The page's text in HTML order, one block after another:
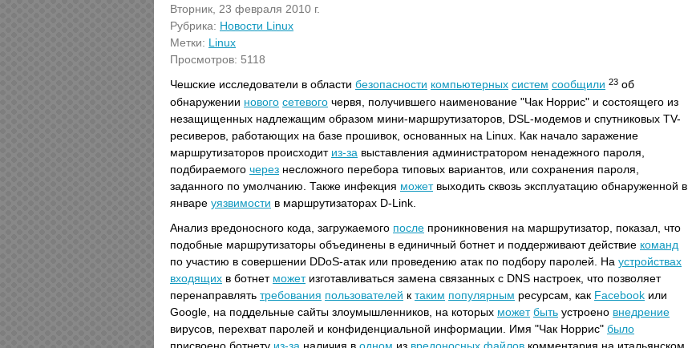
Вторник, 23 февраля 2010 г.
Рубрика: Новости Linux
Метки: Linux
Просмотров: 5118
Чешские исследователи в области безопасности компьютерных систем сообщили 23 об
обнаружении нового сетевого червя, получившего наименование "Чак Норрис" и состоящего из
незащищенных надлежащим образом мини-маршрутизаторов, DSL-модемов и спутниковых TV-
ресиверов, работающих на базе прошивок, основанных на Linux. Как начало заражение
маршрутизаторов происходит из-за выставления администратором ненадежного пароля,
подбираемого через несложного перебора типовых вариантов, или сохранения пароля,
заданного по умолчанию. Также инфекция можетвыходить сквозь эксплуатацию обнаруженной в
январе уязвимости в маршрутизаторах D-Link.
Анализ вредоносного кода, загружаемого после проникновения на маршрутизатор, показал, что
подобные маршрутизаторы объединены в единичный ботнет и поддерживают действие команд
по участию в совершении DDoS-атак или проведению атак по подбору паролей. На устройствах
входящих в ботнет можетизготавливаться замена связанных с DNS настроек, что позволяет
перенаправлять требования пользователей к таким популярным ресурсам, как Facebook или
Google, на поддельные сайты злоумышленников, на которых может быть устроено внедрение
вирусов, перехват паролей и конфиденциальной информации. Имя "Чак Норрис" было